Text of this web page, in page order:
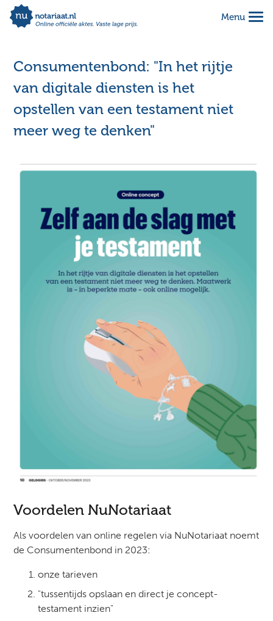
Menu
Alles geregeld voor 1 vaste prijs
Complete notariële akte
Consumentenbond: "In het rijtje
van digitale diensten is het
opstellen van een testament niet
meer weg te denken"
Voordelen NuNotariaat
Als voordelen van online regelen via NuNotariaat noemt
de Consumentenbond in 2023:
onze tarieven
"tussentijds opslaan en direct je concept-
testament inzien"